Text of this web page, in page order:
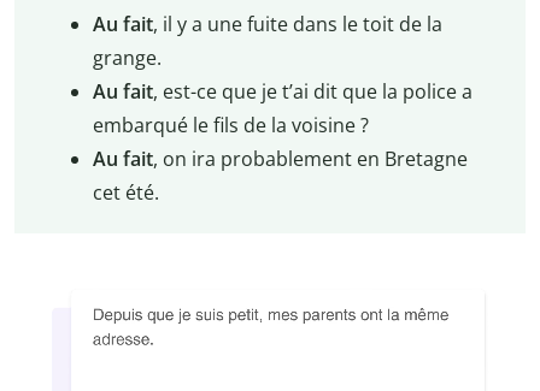
Au fait, il y a une fuite dans le toit de la
grange.
Au fait, est-ce que je t’ai dit que la police a
embarqué le fils de la voisine ?
Au fait, on ira probablement en Bretagne
cet été.